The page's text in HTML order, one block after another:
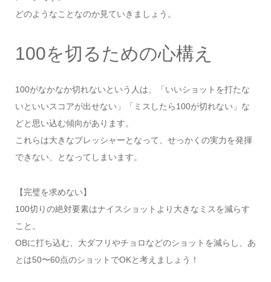
どのようなことなのか見ていきましょう。
100を切るための心構え
100がなかなか切れないという人は、「いいショットを打たな
いといいスコアが出せない」「ミスしたら100が切れない」な
どと思い込む傾向があります。
これらは大きなプレッシャーとなって、せっかくの実力を発揮
できない、となってしまいます。
【完璧を求めない】
100切りの絶対要素はナイスショットより大きなミスを減らす
こと。
OBに打ち込む、大ダフリやチョロなどのショットを減らし、あ
とは50〜60点のショットでOKと考えましょう！